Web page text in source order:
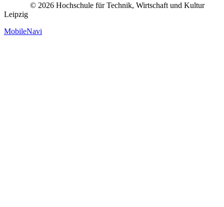
© 2026 Hochschule für Technik, Wirtschaft und Kultur
Leipzig
MobileNavi